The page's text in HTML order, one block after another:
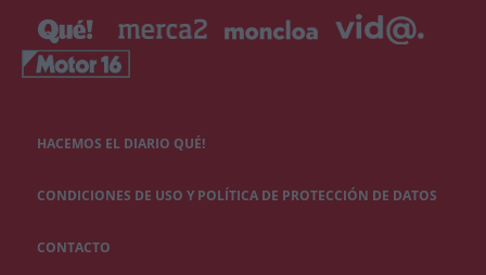
HACEMOS EL DIARIO QUÉ!
CONDICIONES DE USO Y POLÍTICA DE PROTECCIÓN DE DATOS
CONTACTO